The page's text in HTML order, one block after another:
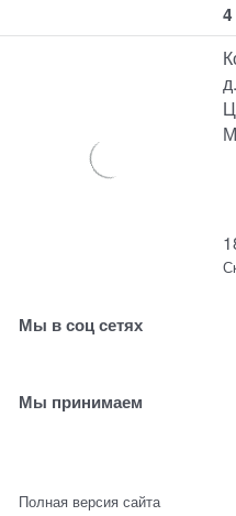
Мы в соц сетях
Мы принимаем
Полная версия сайта